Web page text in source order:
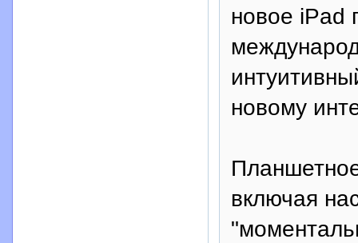
новое iPad
новому
включая